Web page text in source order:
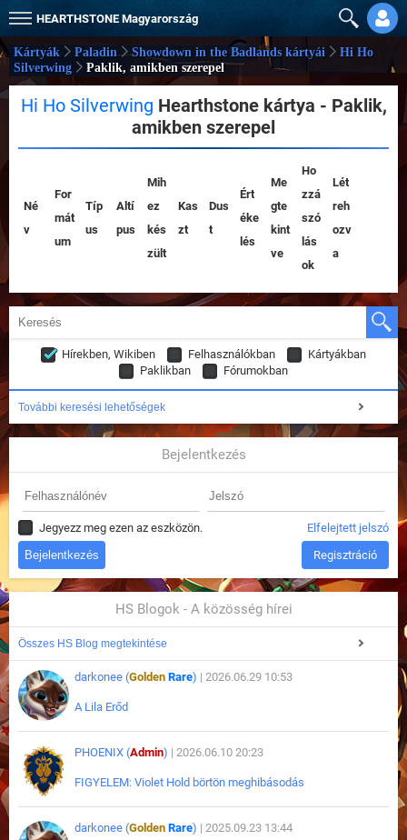
HEARTHSTONE Magyarország
Kártyák Paladin Showdown in the Badlands kártyái
Hi Ho
Silverwing
Paklik, amikben szerepel
Hi Ho Silverwing Hearthstone kártya - Paklik,
amikben szerepel
Né
v
For
mát
um
Típ
us
Altí
pus
Mih
ez
kés
zült
Kas
zt
Dus
t
Ért
éke
lés
Me
gte
kint
ve
Ho
zzá
szó
lás
ok
Lét
reh
ozv
a
Hírekben, Wikiben Felhasználókban
Kártyákban
Paklikban
Fórumokban
További keresési lehetőségek
Bejelentkezés
Jegyezz meg ezen az eszközön. Elfelejtett jelszó
Regisztráció
HS Blogok - A közösség hírei
Összes HS Blog megtekintése
darkonee (Golden Rare) | 2026.06.29 10:53
A Lila Erőd
PHOENIX (Admin) | 2026.06.10 20:23
FIGYELEM: Violet Hold börtön meghibásodás
darkonee (Golden Rare) | 2025.09.23 13:44